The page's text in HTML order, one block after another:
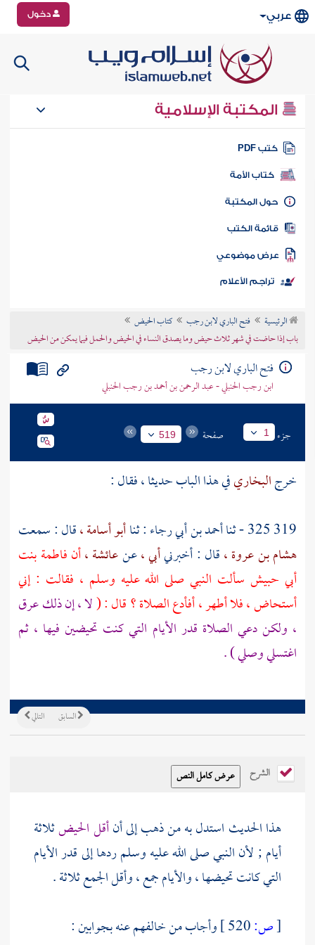
عربي دخول
المكتبة الإسلامية
كتب PDF
كتاب الأمة
المكتبة
الكتب
موضوعي
تراجم الأعلام
الرئيسية فتح الباري لابن رجب
كتاب الحيض
باب إذا حاضت في شهر ثلاث حيض وما يصدق النساء في الحيض والحمل فيما يمكن من الحيض
فتح الباري لابن رجب
ابن رجب الحنبلي - عبد الرحمن بن أحمد بن رجب الحنبلي
جزء 1 صفحة 519
خرجالبخاريفي هذا الباب حديثا ، فقال :
319 325 - ثنا
أحمد بن أبي رجاء: ثناأبو أسامة ،قال : سمعت
هشام بن عروة ،قال : أخبرنيأبي ،عنعائشة ،أنفاطمة بنت
أبي حبيش سألت النبي صلى الله عليه وسلم ، فقالت : إني
أستحاض ، فلا أطهر ، أفأدع الصلاة ؟ قال : (لا ، إن ذلك عرق
، ولكن دعي الصلاة قدر الأيام التي كنت تحيضين فيها ، ثم
اغتسلي وصلي ) .
التالي السابق
الشرح
هذا الحديث استدل به من ذهب إلى أنأقل الحيضثلاثة
أيام ; لأن النبي صلى الله عليه وسلم ردها إلى قدر الأيام
التي كانت تحيضها ، والأيام جمع ، وأقل الجمع ثلاثة .
[ص:
وأجاب من خالفهم عنه بجوابين :